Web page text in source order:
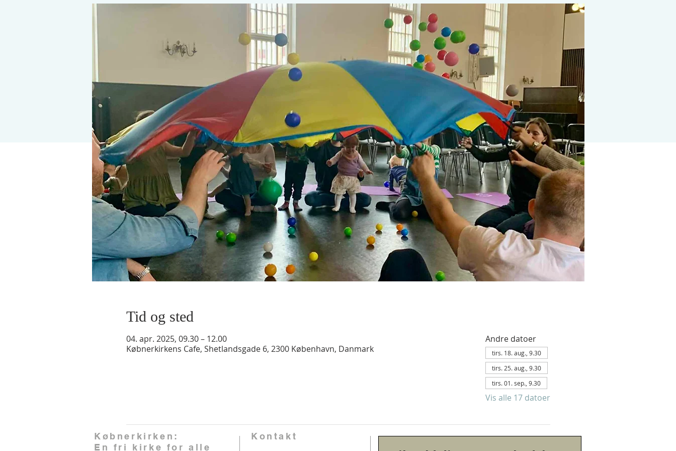
Tid og sted
04. apr. 2025, 09.30 – 12.00
Købnerkirkens Cafe, Shetlandsgade 6, 2300 København, Danmark
Andre datoer
tirs. 18. aug., 9.30
tirs. 25. aug., 9.30
tirs. 01. sep., 9.30
Vis alle 17 datoer
Købnerkirken:
En fri kirke for alle
Kontakt